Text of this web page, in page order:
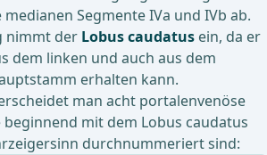
Segmente IVa und IVb ab.
nimmt der Lobus caudatus ein, da er
dem linken und auch aus dem
erhalten kann.
man acht portalenvenöse
mit dem Lobus caudatus
durchnummeriert sind: